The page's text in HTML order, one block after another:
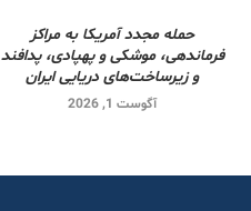
حمله مجدد آمریکا به مراکز
فرماندهی، موشکی و پهپادی، پدافند
و زیرساخت‌های دریایی ایران
آگوست 1, 2026